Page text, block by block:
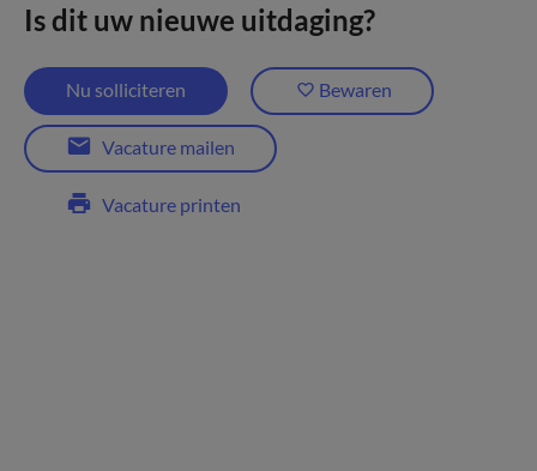
Is dit uw nieuwe uitdaging?
Nu solliciteren Bewaren
Vacature mailen
Vacature printen